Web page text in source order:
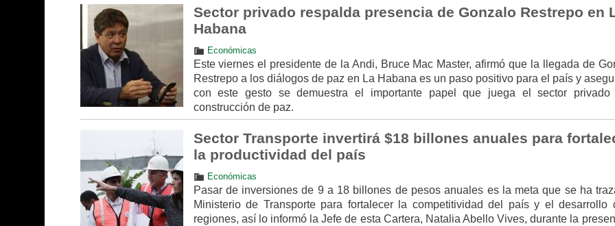
Sector privado respalda presencia de Gonzalo Restrepo en
Habana
Económicas
Este viernes el presidente de la Andi, Bruce Mac Master, afirmó que la llegada de
Restrepo a los diálogos de paz en La Habana es un paso positivo para el país y
con este gesto se demuestra el importante papel que juega el sector
construcción de paz.
Sector Transporte invertirá $18 billones anuales para
la productividad del país
Económicas
Pasar de inversiones de 9 a 18 billones de pesos anuales es la meta que se ha
Ministerio de Transporte para fortalecer la competitividad del país y el desarrollo
regiones, así lo informó la Jefe de esta Cartera, Natalia Abello Vives, durante la